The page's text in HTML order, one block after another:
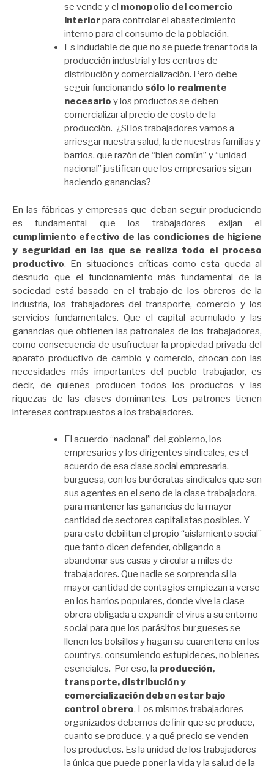
se vende y el monopolio del comercio
interiorpara controlar el abastecimiento
interno para el consumo de la población.
Es indudable de que no se puede frenar toda la
producción industrial y los centros de
distribución y comercialización. Pero debe
seguir funcionando sólo lo realmente
necesario y los productos se deben
comercializar al precio de costo de la
producción. ¿Si los trabajadores vamos a
arriesgar nuestra salud, la de nuestras familias y
barrios, que razón de “bien común” y “unidad
nacional” justifican que los empresarios sigan
haciendo ganancias?
En las fábricas y empresas que deban seguir produciendo
es fundamental que los trabajadores exijan el
cumplimiento efectivo de las condiciones de higiene
y seguridad en las que se realiza todo el proceso
productivo. En situaciones críticas como esta queda al
desnudo que el funcionamiento más fundamental de la
sociedad está basado en el trabajo de los obreros de la
industria, los trabajadores del transporte, comercio y los
servicios fundamentales. Que el capital acumulado y las
ganancias que obtienen las patronales de los trabajadores,
como consecuencia de usufructuar la propiedad privada del
aparato productivo de cambio y comercio, chocan con las
necesidades más importantes del pueblo trabajador, es
decir, de quienes producen todos los productos y las
riquezas de las clases dominantes. Los patrones tienen
intereses contrapuestos a los trabajadores.
El acuerdo “nacional” del gobierno, los
empresarios y los dirigentes sindicales, es el
acuerdo de esa clase social empresaria,
burguesa, con los burócratas sindicales que son
sus agentes en el seno de la clase trabajadora,
para mantener las ganancias de la mayor
cantidad de sectores capitalistas posibles. Y
para esto debilitan el propio “aislamiento social”
que tanto dicen defender, obligando a
abandonar sus casas y circular a miles de
trabajadores. Que nadie se sorprenda si la
mayor cantidad de contagios empiezan a verse
en los barrios populares, donde vive la clase
obrera obligada a expandir el virus a su entorno
social para que los parásitos burgueses se
llenen los bolsillos y hagan su cuarentena en los
countrys, consumiendo estupideces, no bienes
esenciales. Por eso, la producción,
transporte, distribución y
comercialización deben estar bajo
control obrero. Los mismos trabajadores
organizados debemos definir que se produce,
cuanto se produce, y a qué precio se venden
los productos. Es la unidad de los trabajadores
la única que puede poner la vida y la salud de la